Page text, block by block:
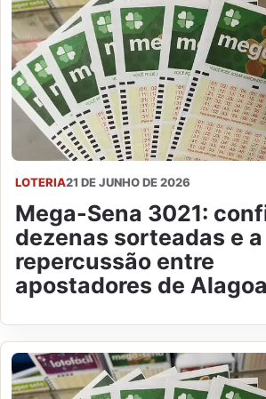
LOTERIA21 DE JUNHO DE 2026
Mega-Sena 3021:
dezenas sorteadas e a
repercussão entre
apostadores de